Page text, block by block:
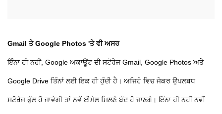
Gmail ਤੇ Google Photos 'ਤੇ ਵੀ ਅਸਰ
ਇੰਨਾ ਹੀ ਨਹੀਂ, Google ਅਕਾਊਂਟ ਦੀ ਸਟੋਰੇਜ Gmail, Google Photos ਅਤੇ
Google Drive ਤਿੰਨਾਂ ਲਈ ਇਕ ਹੀ ਹੁੰਦੀ ਹੈ। ਅਜਿਹੇ ਵਿਚ ਜੇਕਰ ਉਪਲਬਧ
ਸਟੋਰੇਜ ਫੁੱਲ ਹੋ ਜਾਵੇਗੀ ਤਾਂ ਨਵੇਂ ਈਮੇਲ ਮਿਲਣੇ ਬੰਦ ਹੋ ਜਾਣਗੇ। ਇੰਨਾ ਹੀ ਨਹੀਂ ਨਵੀਂ